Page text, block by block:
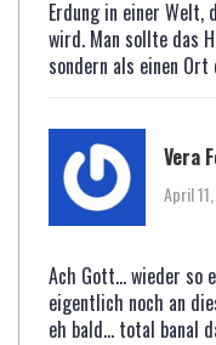
Erdung in einer
wird. Man sollte das
sondern als einen
Vera
April
Ach Gott... wieder so
eigentlich noch an
eh bald... total banal